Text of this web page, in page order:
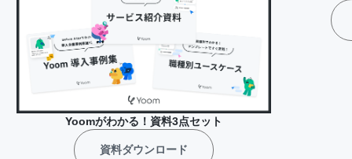
Yoomがわかる！資料3点セット
資料ダウンロード